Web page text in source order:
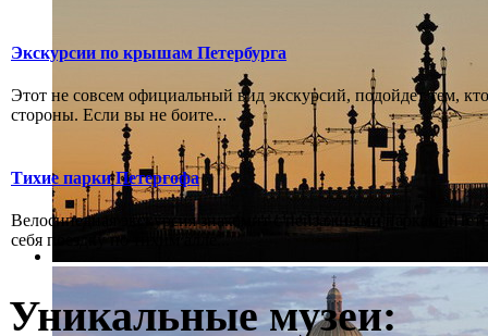
Экскурсии по крышам Петербурга
Этот не совсем официальный вид экскурсий, подойдет тем,
стороны. Если вы не боите...
Тихие парки Петергофа
Велосипедная экскурсия знакомит с пейзажными парками
себя поездку по тихим алле...
Уникальные музеи: